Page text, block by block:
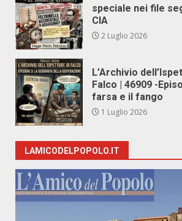
speciale nei file
CIA
2 Luglio 2026
L’Archivio
Falco | 46909 -
farsa e il fango
1 Luglio 2026
LAMICODELPOPOLO.IT